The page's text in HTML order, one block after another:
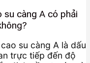
su càng A có phải
su càng A là dấu
trực tiếp đến độ